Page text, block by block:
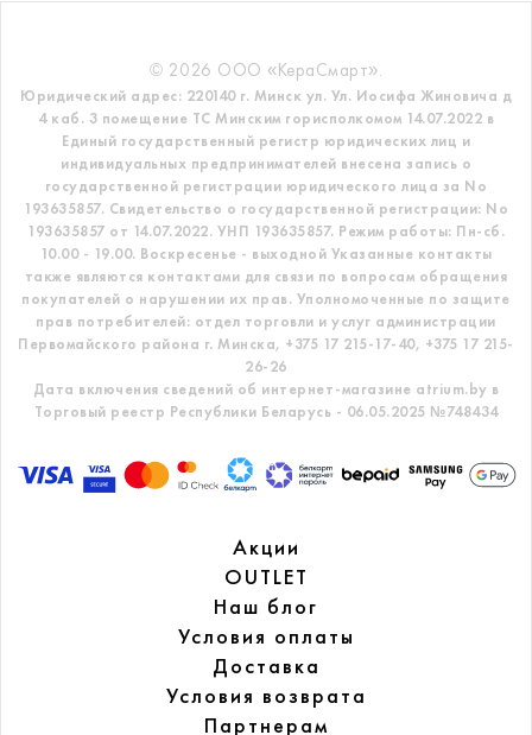
© 2026 ООО «КераСмарт».
Юридический адрес: 220140 г. Минск ул. Ул. Иосифа Жиновича д
4 каб. 3 помещение ТС Минским горисполкомом 14.07.2022 в
Единый государственный регистр юридических лиц и
индивидуальных предпринимателей внесена запись о
государственной регистрации юридического лица за No
193635857. Свидетельство о государственной регистрации: No
193635857 от 14.07.2022. УНП 193635857. Режим работы: Пн-сб.
10.00 - 19.00. Воскресенье - выходной Указанные контакты
также являются контактами для связи по вопросам обращения
покупателей о нарушении их прав. Уполномоченные по защите
прав потребителей: отдел торговли и услуг администрации
Первомайского района г. Минска, +375 17 215-17-40, +375 17 215-
26-26
Дата включения сведений об интернет-магазине atrium.by в
Торговый реестр Республики Беларусь - 06.05.2025 №748434
Акции
OUTLET
Наш блог
Условия оплаты
Доставка
Условия возврата
Партнерам